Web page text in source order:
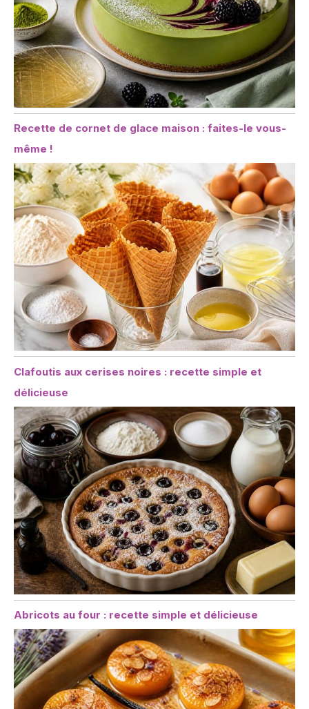
Recette de cornet de glace maison : faites-le vous-
même !
Clafoutis aux cerises noires : recette simple et
délicieuse
Abricots au four : recette simple et délicieuse